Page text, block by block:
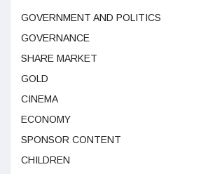
GOVERNMENT AND POLITICS
GOVERNANCE
SHARE MARKET
GOLD
CINEMA
ECONOMY
SPONSOR CONTENT
CHILDREN